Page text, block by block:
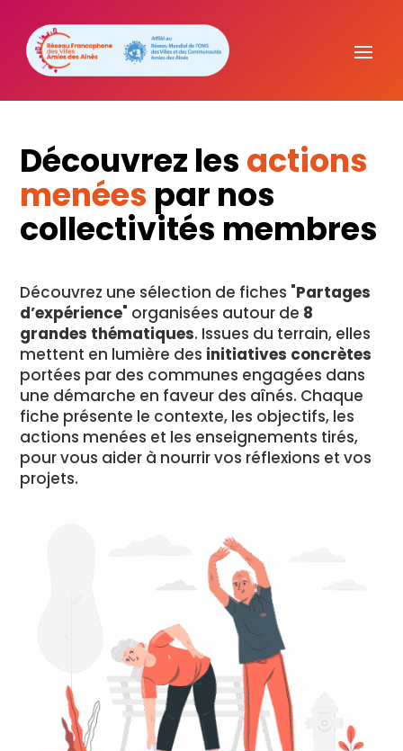
Découvrez les actions
menées par nos
collectivités membres
Découvrez une sélection de fiches "Partages
d’expérience" organisées autour de 8
grandes thématiques. Issues du terrain, elles
mettent en lumière des initiatives concrètes
portées par des communes engagées dans
une démarche en faveur des aînés. Chaque
fiche présente le contexte, les objectifs, les
actions menées et les enseignements tirés,
pour vous aider à nourrir vos réflexions et vos
projets.